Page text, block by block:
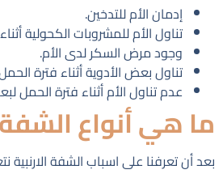
إدمان الأم للتدخين.
تناول الأم للمشروبات الكحولية
وجود مرض السكر لدى الأم.
تناول بعض الأدوية أثناء فترة
عدم تناول الأم أثناء فترة الحمل
ما هي أنواع الشفة
بعد أن تعرفنا على اسباب الشفة